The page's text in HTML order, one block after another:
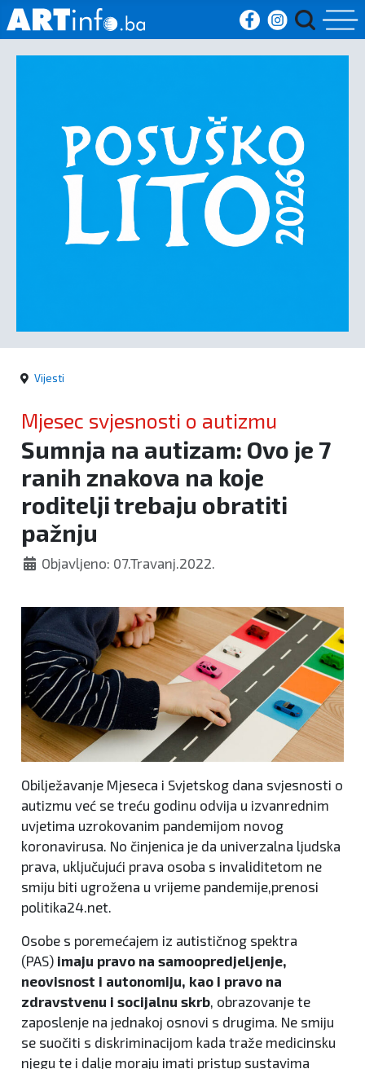
Sport
Kultura
Crna
Vijesti
Mjesec svjesnosti o autizmu
Sumnja na autizam: Ovo je 7
ranih znakova na koje
roditelji trebaju obratiti
pažnju
Objavljeno: 07.Travanj.2022.
Obilježavanje Mjeseca i Svjetskog dana svjesnosti o
autizmu već se treću godinu odvija u izvanrednim
uvjetima uzrokovanim pandemijom novog
koronavirusa. No činjenica je da univerzalna ljudska
prava, uključujući prava osoba s invaliditetom ne
smiju biti ugrožena u vrijeme pandemije,prenosi
politika24.net.
Osobe s poremećajem iz autističnog spektra
(PAS) imaju pravo na samoopredjeljenje,
neovisnost i autonomiju, kao i pravo na
zdravstvenu i socijalnu skrb , obrazovanje te
zaposlenje na jednakoj osnovi s drugima. Ne smiju
se suočiti s diskriminacijom kada traže medicinsku
njegu te i dalje moraju imati pristup sustavima